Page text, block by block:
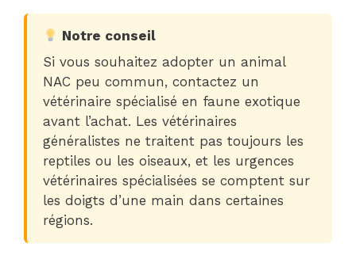
Notre conseil
Si vous souhaitez adopter un animal
NAC peu commun, contactez un
vétérinaire spécialisé en faune exotique
avant l’achat. Les vétérinaires
généralistes ne traitent pas toujours les
reptiles ou les oiseaux, et les urgences
vétérinaires spécialisées se comptent sur
les doigts d’une main dans certaines
régions.